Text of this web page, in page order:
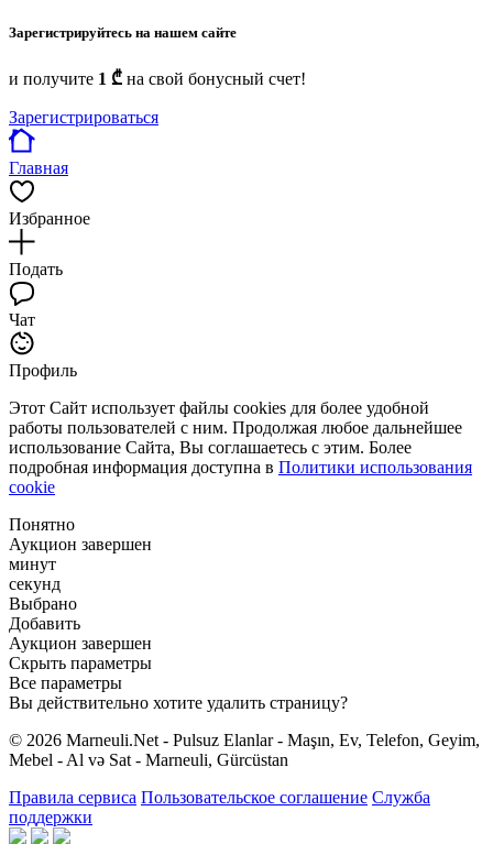
Зарегистрируйтесь на нашем сайте
и получите 1 ₾ на свой бонусный счет!
Зарегистрироваться
Главная
Избранное
Подать
Чат
Профиль
Этот Сайт использует файлы cookies для более удобной
работы пользователей с ним. Продолжая любое дальнейшее
использование Сайта, Вы соглашаетесь с этим. Более
подробная информация доступна в Политики использования
cookie
Понятно
Аукцион завершен
минут
секунд
Выбрано
Добавить
Аукцион завершен
Скрыть параметры
Все параметры
Вы действительно хотите удалить страницу?
© 2026 Marneuli.Net - Pulsuz Elanlar - Maşın, Ev, Telefon, Geyim,
Mebel - Al və Sat - Marneuli, Gürcüstan
Правила сервиса Пользовательское соглашение Служба
поддержки